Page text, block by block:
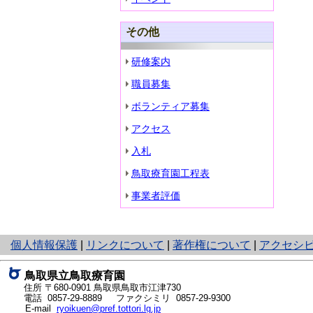
その他
研修案内
職員募集
ボランティア募集
アクセス
入札
鳥取療育園工程表
事業者評価
個人情報保護
と
り
ネ
ッ
ト
へ
リンクについて 著作権について アクセシ
鳥取県立鳥取療育園
住所 〒680-0901 鳥取県鳥取市江津730
電話 0857-29-8889
ファクシミリ 0857-29-9300
E-mail ryoikuen@pref.tottori.lg.jp